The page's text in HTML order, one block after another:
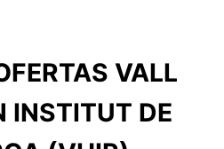
VALL
INSTITUT DE